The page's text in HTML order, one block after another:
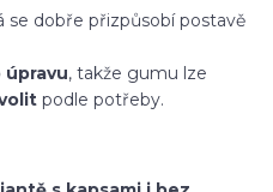
se dobře přizpůsobí postavě
, takže gumu lze
podle potřeby.